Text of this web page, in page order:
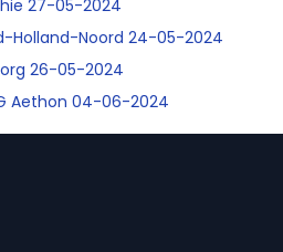
27-05-2024
Holland-Noord 24-05-2024
26-05-2024
Aethon 04-06-2024